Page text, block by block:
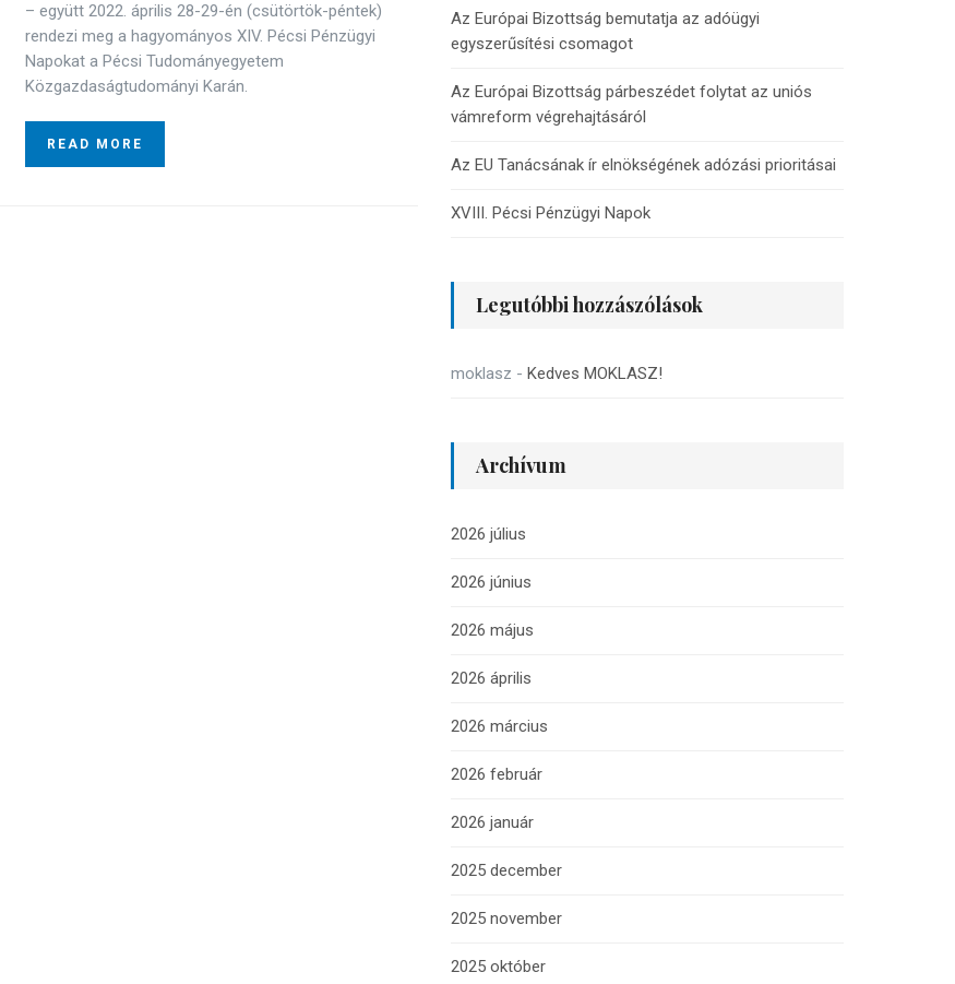
– együtt 2022. április 28-29-én (csütörtök-péntek)
rendezi meg a hagyományos XIV. Pécsi Pénzügyi
Napokat a Pécsi Tudományegyetem
Közgazdaságtudományi Karán.
READ MORE
Az Európai Bizottság bemutatja az adóügyi
egyszerűsítési csomagot
Az Európai Bizottság párbeszédet folytat az uniós
vámreform végrehajtásáról
Az EU Tanácsának ír elnökségének adózási prioritásai
XVIII. Pécsi Pénzügyi Napok
Legutóbbi hozzászólások
moklasz - Kedves MOKLASZ!
Archívum
2026 július
2026 június
2026 május
2026 április
2026 március
2026 február
2026 január
2025 december
2025 november
2025 október